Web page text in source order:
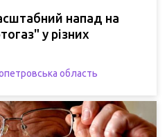
напад на
у різних
область